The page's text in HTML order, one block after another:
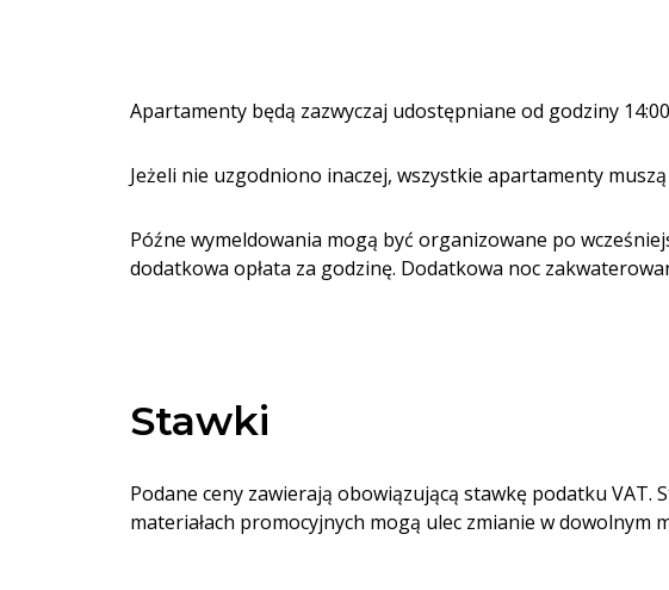
Apartamenty będą zazwyczaj udostępniane od godziny
Jeżeli nie uzgodniono inaczej, wszystkie apartamenty
Późne wymeldowania mogą być organizowane po
dodatkowa opłata za godzinę. Dodatkowa noc
Stawki
Podane ceny zawierają obowiązującą stawkę podatku
materiałach promocyjnych mogą ulec zmianie w dowolnym